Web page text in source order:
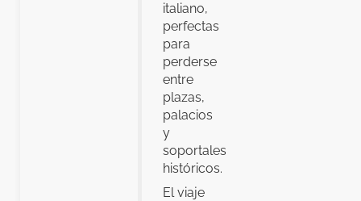
italiano,
perfectas
para
perderse
entre
plazas,
palacios
y
soportales
históricos.
El viaje